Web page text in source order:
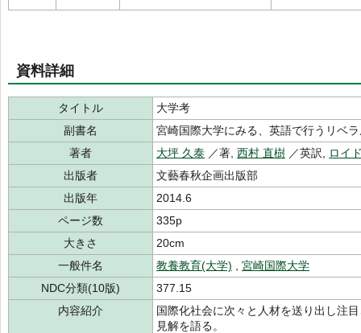
資料詳細
タイトル
大学考
副書名
宮崎国際大学にみる、英語で行うリベ
著者
大坪 久泰 ／著, 西村 直樹 ／英訳,
ロイ
出版者
文藝春秋企画出版部
出版年
2014.6
ページ数
335p
大きさ
20cm
一般件名
教養教育(大学)
宮崎国際大学
NDC分類(10版)
377.15
内容紹介
国際化社会に次々と人材を送り出し注
見解を語る。